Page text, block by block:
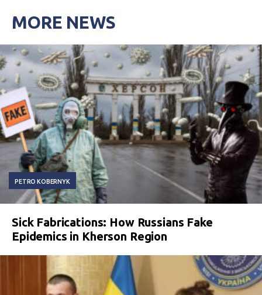
MORE NEWS
PETRO KOBERNYK
Sick Fabrications: How Russians Fake
Epidemics in Kherson Region